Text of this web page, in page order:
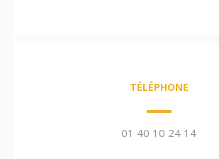
TÉLÉPHONE
01 40 10 24 14